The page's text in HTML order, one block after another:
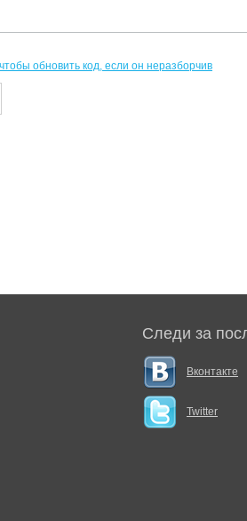
Следи за
Вконтакте
Twitter